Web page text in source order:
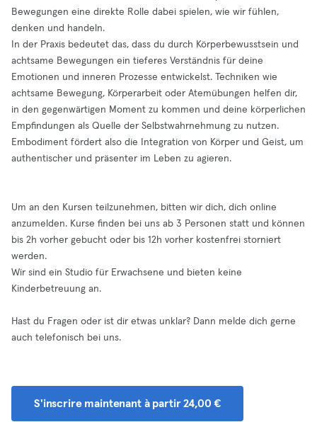
Bewegungen eine direkte Rolle dabei spielen, wie wir fühlen,
denken und handeln.
In der Praxis bedeutet das, dass du durch Körperbewusstsein und
achtsame Bewegungen ein tieferes Verständnis für deine
Emotionen und inneren Prozesse entwickelst. Techniken wie
achtsame Bewegung, Körperarbeit oder Atemübungen helfen dir,
in den gegenwärtigen Moment zu kommen und deine körperlichen
Empfindungen als Quelle der Selbstwahrnehmung zu nutzen.
Embodiment fördert also die Integration von Körper und Geist, um
authentischer und präsenter im Leben zu agieren.
Um an den Kursen teilzunehmen, bitten wir dich, dich online
anzumelden. Kurse finden bei uns ab 3 Personen statt und können
bis 2h vorher gebucht oder bis 12h vorher kostenfrei storniert
werden.
Wir sind ein Studio für Erwachsene und bieten keine
Kinderbetreuung an.
Hast du Fragen oder ist dir etwas unklar? Dann melde dich gerne
auch telefonisch bei uns.
S'inscrire maintenant à partir 24,00 €